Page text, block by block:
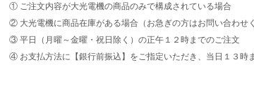
① ご注文内容が大光電機の商品のみで構成されている場合
② 大光電機に商品在庫がある場合（お急ぎの方はお問い合わせく
③ 平日（月曜～金曜・祝日除く）の正午１２時までのご注文
④ お支払方法に【銀行前振込】をご指定いただき、当日１３時